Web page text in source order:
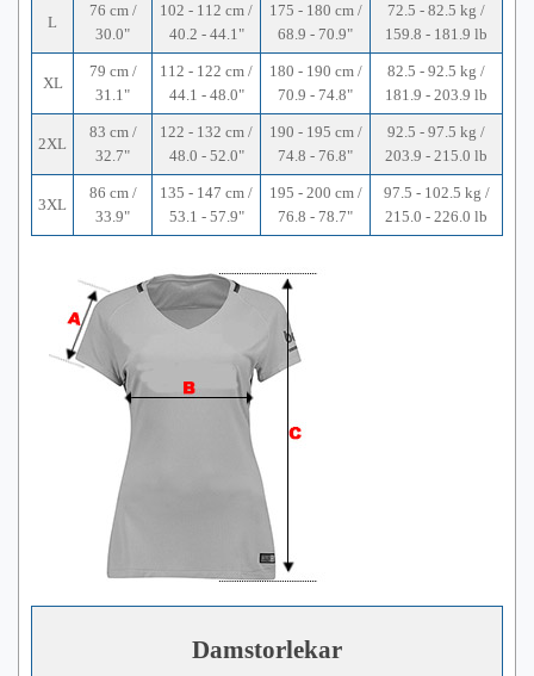
L
76 cm /
30.0"
102 - 112 cm /
40.2 - 44.1"
175 - 180 cm /
68.9 - 70.9"
72.5 - 82.5 kg /
159.8 - 181.9 lb
XL
79 cm /
31.1"
112 - 122 cm /
44.1 - 48.0"
180 - 190 cm /
70.9 - 74.8"
82.5 - 92.5 kg /
181.9 - 203.9 lb
2XL
83 cm /
32.7"
122 - 132 cm /
48.0 - 52.0"
190 - 195 cm /
74.8 - 76.8"
92.5 - 97.5 kg /
203.9 - 215.0 lb
3XL
86 cm /
33.9"
135 - 147 cm /
53.1 - 57.9"
195 - 200 cm /
76.8 - 78.7"
97.5 - 102.5 kg /
215.0 - 226.0 lb
Damstorlekar